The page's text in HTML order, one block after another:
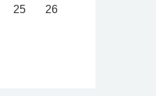
25
26